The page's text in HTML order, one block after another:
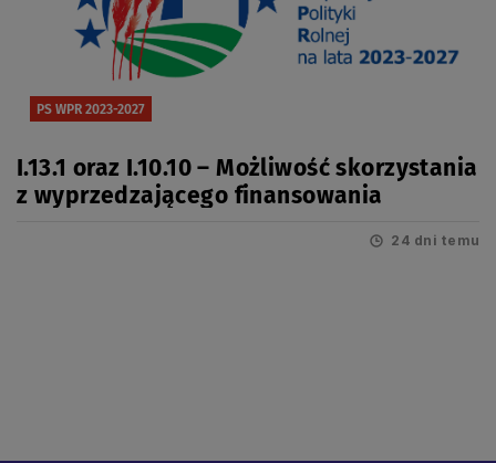
PS WPR 2023-2027
I.13.1 oraz I.10.10 – Możliwość skorzystania
z wyprzedzającego finansowania
24 dni temu